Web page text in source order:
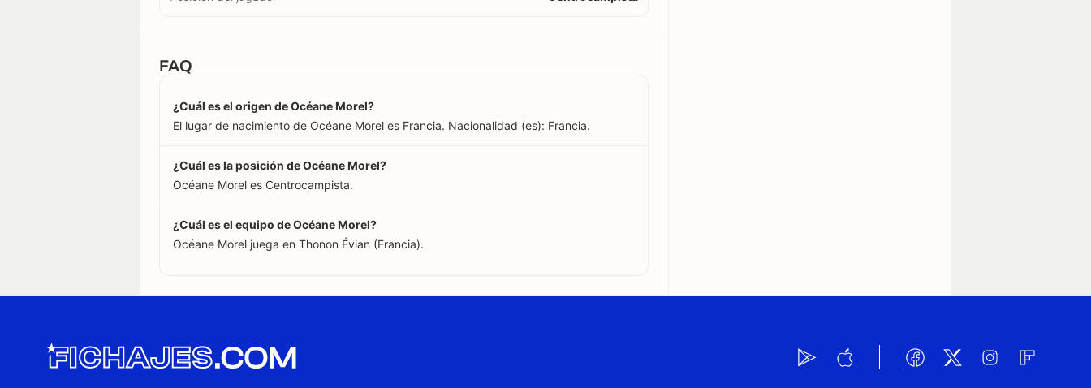
FAQ
¿Cuál es el origen de Océane Morel?
El lugar de nacimiento de Océane Morel es Francia. Nacionalidad (es): Francia.
¿Cuál es la posición de Océane Morel?
Océane Morel es Centrocampista.
¿Cuál es el equipo de Océane Morel?
Océane Morel juega en Thonon Évian (Francia).